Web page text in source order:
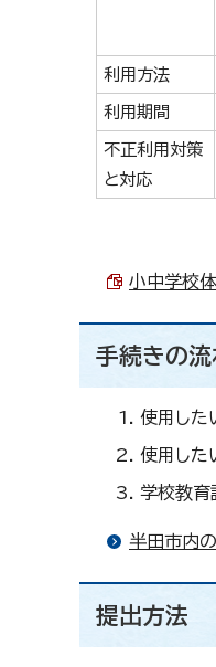
利用方法
利用期間
不正利用対策
と対応
小中学校
手続きの流
使用した
使用した
学校教育
半田市内
提出方法